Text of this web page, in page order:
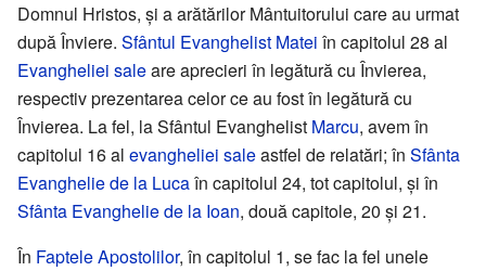
Domnul Hristos, și a arătărilor Mântuitorului care au urmat
după Înviere. Sfântul Evanghelist Matei în capitolul 28 al
Evangheliei saleare aprecieri în legătură cu Învierea,
respectiv prezentarea celor ce au fost în legătură cu
Învierea. La fel, la Sfântul Evanghelist Marcu, avem în
capitolul 16 al evangheliei saleastfel de relatări; în Sfânta
Evanghelie de la Lucaîn capitolul 24, tot capitolul, și în
Sfânta Evanghelie de la Ioan, două capitole, 20 și 21.
În Faptele Apostolilor, în capitolul 1, se fac la fel unele